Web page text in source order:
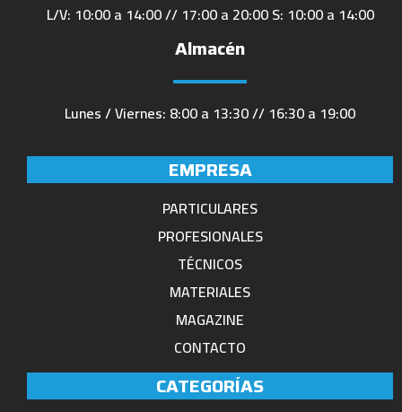
L/V: 10:00 a 14:00 // 17:00 a 20:00 S: 10:00 a 14:00
Almacén
Lunes / Viernes: 8:00 a 13:30 // 16:30 a 19:00
EMPRESA
PARTICULARES
PROFESIONALES
TÉCNICOS
MATERIALES
MAGAZINE
CONTACTO
CATEGORÍAS